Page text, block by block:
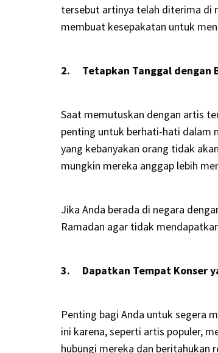
tersebut artinya telah diterima di
membuat kesepakatan untuk
2. Tetapkan Tanggal dengan
Saat memutuskan dengan artis
penting untuk berhati-hati dalam
yang kebanyakan orang tidak
mungkin mereka anggap lebih
Jika Anda berada di negara
Ramadan agar tidak
3. Dapatkan Tempat Konser
Penting bagi Anda untuk segera
ini karena, seperti artis populer,
hubungi mereka dan beritahukan